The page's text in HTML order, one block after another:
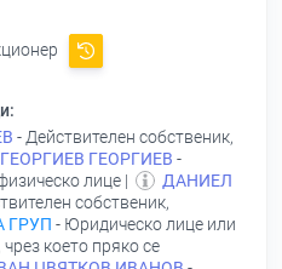
- Действителен собственик,
ГЕОРГИЕВ -
лице |
ДАНИЕЛ
собственик,
ГРУП - Юридическо лице или
което пряко се